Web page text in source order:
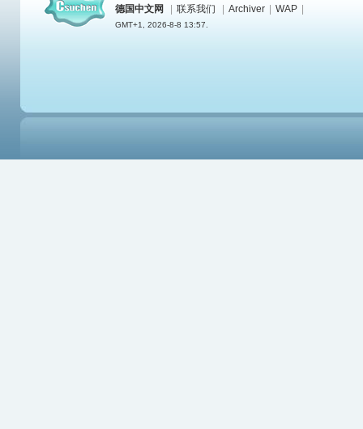
德国中文网
联系我们 Archiver WAP
GMT+1, 2026-8-8 13:57.